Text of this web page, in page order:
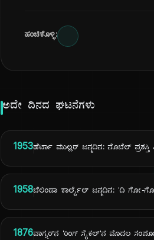
ಹಂಚಿಕೊಳ್ಳಿ:
ಅದೇ ದಿನದ ಘಟನೆಗಳು
1953ಹೆರ್ಟಾ ಮುಲ್ಲರ್ ಜನ್ಮದಿನ: ನೊಬೆಲ್
1958ಬೆಲಿಂಡಾ ಕಾರ್ಲೈಲ್ ಜನ್ಮದಿನ: 'ದಿ ಗೋ-
1876ವಾಗ್ನರ್‌ನ 'ರಿಂಗ್ ಸೈಕಲ್'ನ ಮೊದಲ